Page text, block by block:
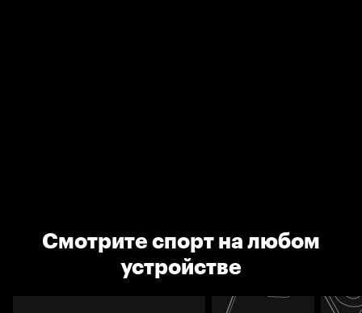
Смотрите спорт на любом
устройстве